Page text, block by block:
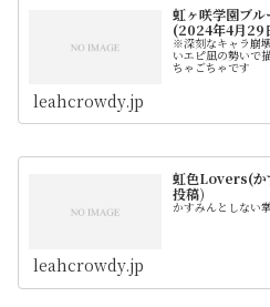
虹ヶ咲学園ブ
(2024年4月29
※深刻なキャラ崩
いエピ凪の勢いで
ちゃごちゃです
leahcrowdy.jp
虹色Lovers(
投稿)
かすみんとしない
leahcrowdy.jp